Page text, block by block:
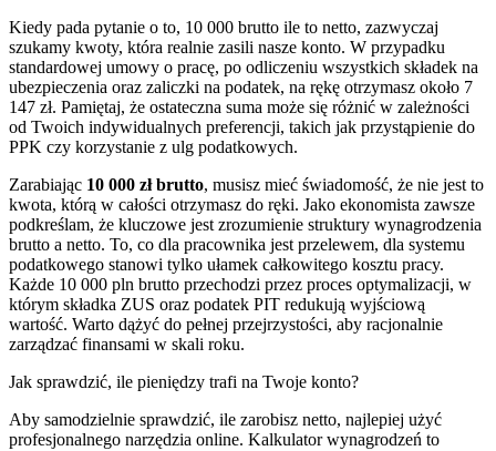
Kiedy pada pytanie o to, 10 000 brutto ile to netto, zazwyczaj
szukamy kwoty, która realnie zasili nasze konto. W przypadku
standardowej umowy o pracę, po odliczeniu wszystkich składek na
ubezpieczenia oraz zaliczki na podatek, na rękę otrzymasz około 7
147 zł. Pamiętaj, że ostateczna suma może się różnić w zależności
od Twoich indywidualnych preferencji, takich jak przystąpienie do
PPK czy korzystanie z ulg podatkowych.
Zarabiając 10 000 zł brutto, musisz mieć świadomość, że nie jest to
kwota, którą w całości otrzymasz do ręki. Jako ekonomista zawsze
podkreślam, że kluczowe jest zrozumienie struktury wynagrodzenia
brutto a netto. To, co dla pracownika jest przelewem, dla systemu
podatkowego stanowi tylko ułamek całkowitego kosztu pracy.
Każde 10 000 pln brutto przechodzi przez proces optymalizacji, w
którym składka ZUS oraz podatek PIT redukują wyjściową
wartość. Warto dążyć do pełnej przejrzystości, aby racjonalnie
zarządzać finansami w skali roku.
Jak sprawdzić, ile pieniędzy trafi na Twoje konto?
Aby samodzielnie sprawdzić, ile zarobisz netto, najlepiej użyć
profesjonalnego narzędzia online. Kalkulator wynagrodzeń to